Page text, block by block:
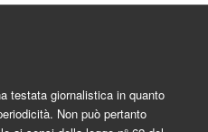
testata giornalistica in quanto
Non può pertanto